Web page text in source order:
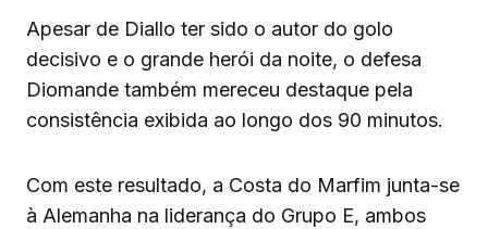
Apesar de Diallo ter sido o autor do golo
decisivo e o grande herói da noite, o defesa
Diomande também mereceu destaque pela
consistência exibida ao longo dos 90 minutos.
Com este resultado, a Costa do Marfim junta-se
à Alemanha na liderança do Grupo E, ambos